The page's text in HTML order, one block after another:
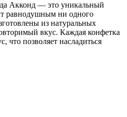
Акконд — это уникальный
равнодушным ни одного
из натуральных
вкус. Каждая конфетка
что позволяет насладиться